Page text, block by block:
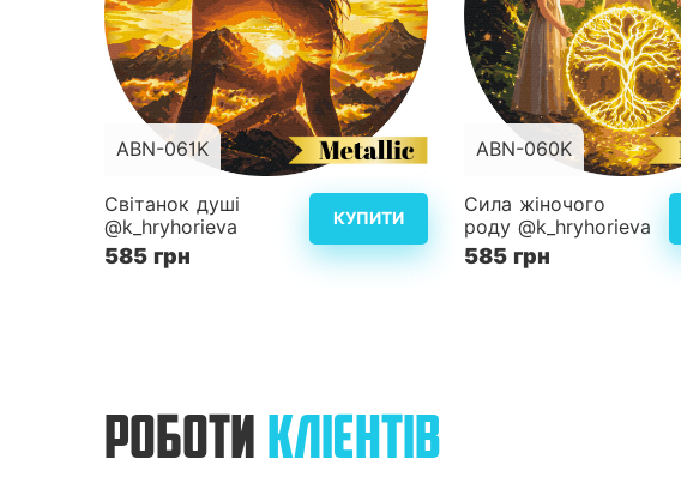
ABN-061K
Розмір
Складність
Детальніше
Світанок душі
@k_hryhorieva
585 грн
КУПИТИ
ABN-060K
Розмір
Складність
Сила жіночого
роду @k_hryhorieva
585 грн
РОБОТИ КЛІЄНТІВ